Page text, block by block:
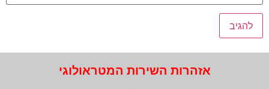
אזהרות השירות המטראולוגי